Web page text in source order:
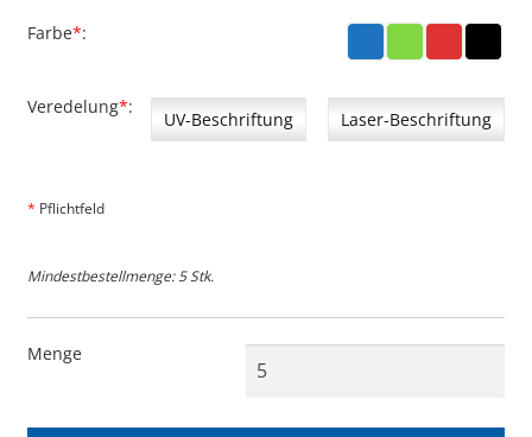
Farbe*
z
Veredelung*
UV-Beschriftung Laser-Beschriftung
* Pflichtfeld
Mindestbestellmenge: 5 Stk.
Menge